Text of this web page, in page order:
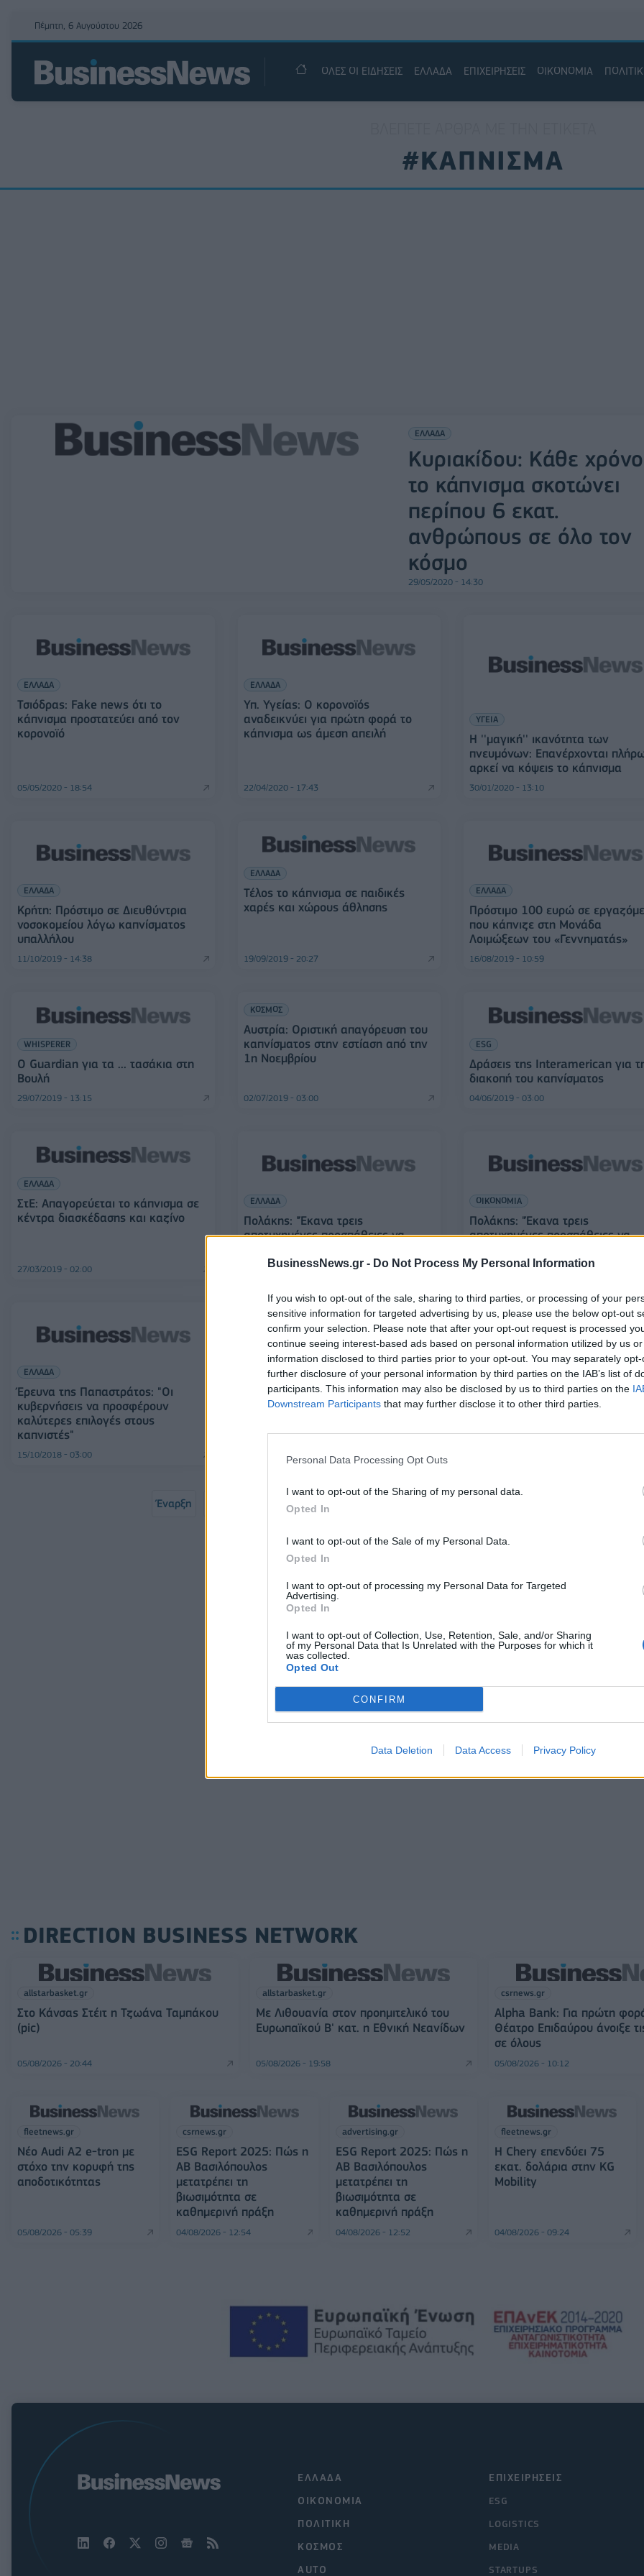
BusinessNews.gr - Do Not Process My Personal Information
If you wish to opt-out of the sale, sharing to third parties, or processing of your
sensitive information for targeted advertising by us, please use the below opt-out
confirm your selection. Please note that after your opt-out request is processed
continue seeing interest-based ads based on personal information utilized by us
information disclosed to third parties prior to your opt-out. You may separately
further disclosure of your personal information by third parties on the IAB’s list of
participants. This information may also be disclosed by us to third parties on the
Downstream Participants that may further disclose it to other third parties.
Personal Data Processing Opt Outs
I want to opt-out of the Sharing of my personal data.
Opted In
I want to opt-out of the Sale of my Personal Data.
Opted In
I want to opt-out of processing my Personal Data for Targeted
Advertising.
Opted In
I want to opt-out of Collection, Use, Retention, Sale, and/or Sharing
of my Personal Data that Is Unrelated with the Purposes for which it
was collected.
Opted Out
CONFIRM
Data Deletion Data Access Privacy Policy
Πέμπτη, 6 Αυγούστου 2026
ΟΛΕΣ ΟΙ ΕΙΔΗΣΕΙΣ ΕΛΛΑΔΑ ΕΠΙΧΕΙΡΗΣΕΙΣ ΟΙΚΟΝΟΜΙΑ
#ΚΑΠΝΙΣΜΑ
ΕΛΛΑΔΑ
Κυριακίδου: Κάθε χρόνο
το κάπνισμα σκοτώνει
περίπου 6 εκατ.
ανθρώπους σε όλο τον
κόσμο
29/05/2020 - 14:30
ΕΛΛΑΔΑ
Τσιόδρας: Fake news ότι το
κάπνισμα προστατεύει από τον
κορονοϊό
05/05/2020 - 18:54
ΕΛΛΑΔΑ
Υπ. Υγείας: Ο κορονοϊός
αναδεικνύει για πρώτη φορά το
κάπνισμα ως άμεση απειλή
22/04/2020 - 17:43
ΥΓΕΙΑ
H ''μαγική'' ικανότητα των
πνευμόνων: Επανέρχονται
αρκεί να κόψεις το κάπνισμα
30/01/2020 - 13:10
ΕΛΛΑΔΑ
Κρήτη: Πρόστιμο σε Διευθύντρια
νοσοκομείου λόγω καπνίσματος
υπαλλήλου
11/10/2019 - 14:38
ΕΛΛΑΔΑ
Τέλος το κάπνισμα σε παιδικές
χαρές και χώρους άθλησης
19/09/2019 - 20:27
ΕΛΛΑΔΑ
Πρόστιμο 100 ευρώ σε
που κάπνιζε στη Μονάδα
Λοιμώξεων του «Γεννηματάς»
16/08/2019 - 10:59
WHISPERER
Ο Guardian για τα ... τασάκια στη
Βουλή
29/07/2019 - 13:15
ΚΟΣΜΟΣ
Αυστρία: Οριστική απαγόρευση του
καπνίσματος στην εστίαση από την
1η Νοεμβρίου
02/07/2019 - 03:00
ESG
Δράσεις της Interamerican για
διακοπή του καπνίσματος
04/06/2019 - 03:00
ΕΛΛΑΔΑ
ΣτΕ: Απαγορεύεται το κάπνισμα σε
κέντρα διασκέδασης και καζίνο
27/03/2019 - 02:00
ΕΛΛΑΔΑ
Πολάκης: "Έκανα τρεις
αποτυχημένες προσπάθειες να
26/02/2019 - 02:00
ΟΙΚΟΝΟΜΙΑ
Πολάκης: "Έκανα τρεις
αποτυχημένες προσπάθειες να
26/02/2019 - 02:00
ΕΛΛΑΔΑ
Έρευνα της Παπαστράτος: "Οι
κυβερνήσεις να προσφέρουν
καλύτερες επιλογές στους
καπνιστές"
15/10/2018 - 03:00
ΟΙΚΟΝΟΜΙΑ
Έρευνα της Παπαστράτος: "Οι
κυβερνήσεις να προσφέρουν
καπνιστές"
15/10/2018 - 03:00
ΕΛΛΑΔΑ
DW: Παραλίες... χωρίς καπνιστές
Έναρξη 1
DIRECTION BUSINESS NETWORK
allstarbasket.gr
Στο Κάνσας Στέιτ η Τζωάνα Ταμπάκου
(pic)
05/08/2026 - 20:44
allstarbasket.gr
Με Λιθουανία στον προημιτελικό του
Ευρωπαϊκού Β' κατ. η Εθνική Νεανίδων
05/08/2026 - 19:58
csrnews.gr
Alpha Bank: Για πρώτη
Θέατρο Επιδαύρου άνοιξε
σε όλους
05/08/2026 - 10:12
fleetnews.gr
Νέο Audi A2 e-tron με
στόχο την κορυφή της
αποδοτικότητας
05/08/2026 - 05:39
csrnews.gr
ESG Report 2025: Πώς η
ΑΒ Βασιλόπουλος
μετατρέπει τη
βιωσιμότητα σε
καθημερινή πράξη
04/08/2026 - 12:54
advertising.gr
ESG Report 2025: Πώς η
ΑΒ Βασιλόπουλος
μετατρέπει τη
βιωσιμότητα σε
καθημερινή πράξη
04/08/2026 - 12:52
fleetnews.gr
Η Chery επενδύει 75
εκατ. δολάρια στην KG
Mobility
04/08/2026 - 09:24
ΕΠΙΧΕΙΡΗΣΕΙΣ
ESG
LOGISTICS
MEDIA
STARTUPS
ΕΛΛΑΔΑ
ΟΙΚΟΝΟΜΙΑ
ΠΟΛΙΤΙΚΗ
ΚΟΣΜΟΣ
AUTO